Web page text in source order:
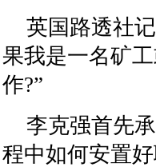
英国路透社
果我是一名矿
作?”
李克强首先
程中如何安置